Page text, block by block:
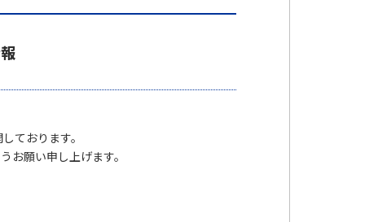
ております。
お願い申し上げます。